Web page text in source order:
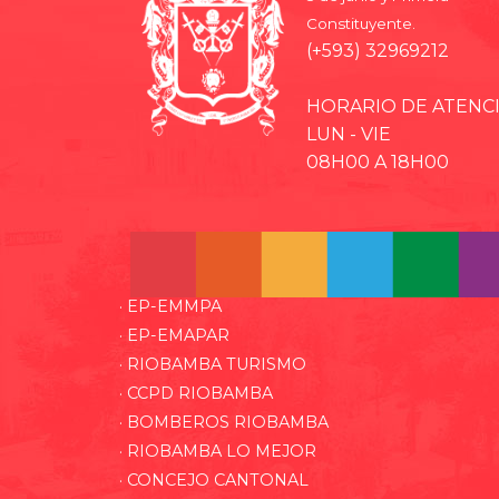
Constituyente.
(+593) 32969212
HORARIO DE
LUN - VIE
08H00 A 18H00
· EP-EMMPA
· EP-EMAPAR
· RIOBAMBA TURISMO
· CCPD RIOBAMBA
· BOMBEROS RIOBAMBA
· RIOBAMBA LO MEJOR
· CONCEJO CANTONAL